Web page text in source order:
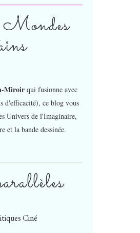
Ciné
Miroir qui fusionne avec
d'efficacité), ce blog vous
Univers de l'Imaginaire,
et la bande dessinée.